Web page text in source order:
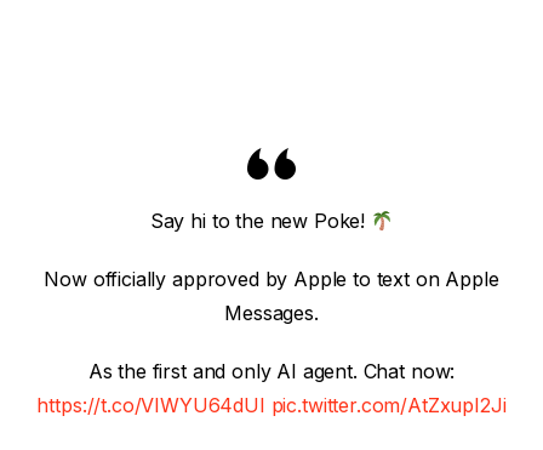
Say hi to the new Poke!
Now officially approved by Apple to text on Apple
Messages.
As the first and only AI agent. Chat now:
https://t.co/VIWYU64dUI pic.twitter.com/AtZxupI2Ji